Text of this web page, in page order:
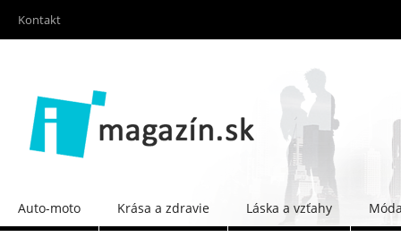
Kontakt
Auto-moto Krása a zdravie Láska a vzťahy